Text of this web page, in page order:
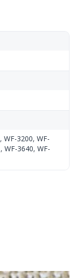
, WF-3200, WF-
, WF-3640, WF-